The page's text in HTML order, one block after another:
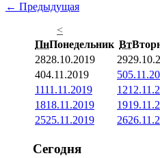
← Предыдущая
<
ПнПонедельник Вт
2828.10.2019 29
404.11.2019 5
1111.11.2019 12
1818.11.2019 19
2525.11.2019 26
Сегодня